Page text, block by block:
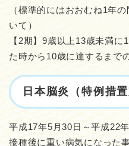
（標準的にはおおむね1年
いて）
【2期】9歳以上13歳未満
た時から10歳に達するまで
日本脳炎（特例措置
平成17年5月30日～平成22
接種後に重い病気になった